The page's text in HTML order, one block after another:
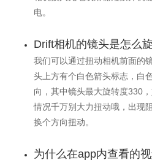
电。
Drift相机的镜头是怎么
我们可以通过扭动相机前面的
头上方有个白色箭头标志，白
向，其中镜头最大旋转度330
情况千万别大力扭动哦，出现
换个方向扭动。
为什么在app内查看的